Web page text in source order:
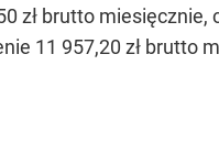
zł brutto miesięcznie,
11 957,20 zł brutto